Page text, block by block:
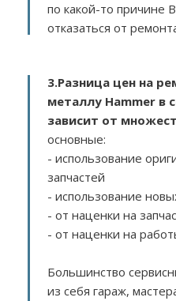
по какой-то причине
отказаться от
3.Разница цен на
металлу Hammer в
зависит от
основные:
- использование
запчастей
- использование
- от наценки на
- от наценки на
Большинство
из себя гараж,